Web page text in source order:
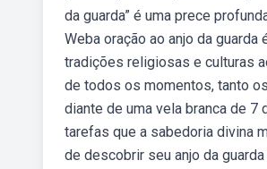
da guarda” é uma prece
Weba oração ao anjo da
tradições religiosas e culturas
de todos os momentos, tanto
diante de uma vela branca de 7
tarefas que a sabedoria divina
de descobrir seu anjo da